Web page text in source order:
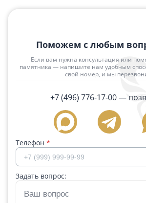
Поможем с любым
Если вам нужна консультация или
памятника — напишите нам удобным
свой номер, и мы
+7 (496) 776-17-00—
Телефон *
Задать вопрос: